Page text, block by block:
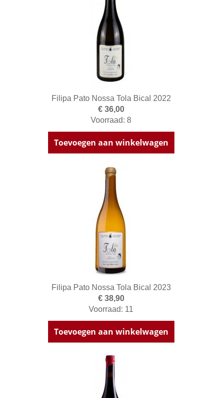
Filipa Pato Nossa Tola Bical 2022
€ 36,00
Voorraad: 8
Toevoegen aan winkelwagen
Filipa Pato Nossa Tola Bical 2023
€ 38,90
Voorraad: 11
Toevoegen aan winkelwagen